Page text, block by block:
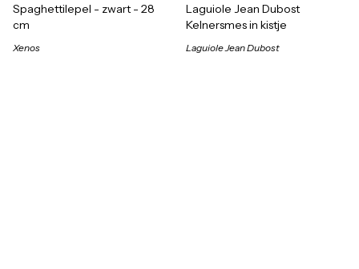
Spaghettilepel - zwart - 28
cm
Xenos
Laguiole Jean Dubost
Kelnersmes in kistje
Laguiole Jean Dubost